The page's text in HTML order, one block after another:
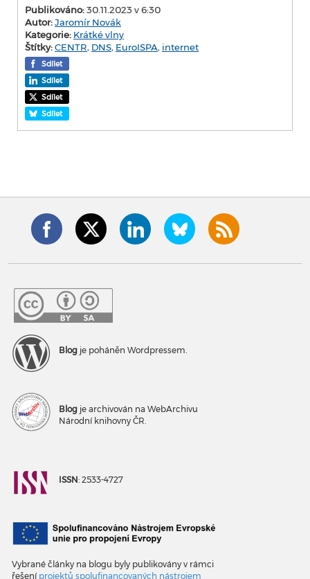
Publikováno:30.11.2023 v 6:30
Autor:Jaromír Novák
Kategorie: Krátké vlny
Štítky:CENTR, DNS, EuroISPA, internet
Sdílet
Sdílet
Sdílet
Sdílet
Blog je poháněn Wordpressem.
Blog je archivován na WebArchivu
Národní knihovny ČR.
ISSN: 2533-4727
Vybrané články na blogu byly publikovány v rámci
řešení projektů spolufinancovaných nástrojem